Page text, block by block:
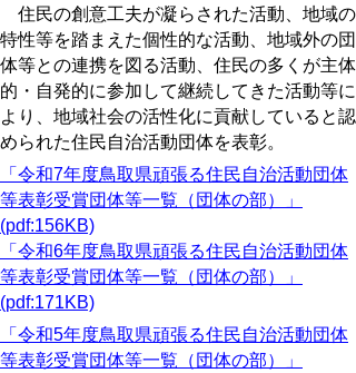
住民の創意工夫が凝らされた活動、地域の
特性等を踏まえた個性的な活動、地域外の団
体等との連携を図る活動、住民の多くが主体
的・自発的に参加して継続してきた活動等に
より、地域社会の活性化に貢献していると認
められた住民自治活動団体を表彰。
「令和7年度鳥取県頑張る住民自治活動団体
等表彰受賞団体等一覧（団体の部）」
(pdf:156KB)
「令和6年度鳥取県頑張る住民自治活動団体
等表彰受賞団体等一覧（団体の部）」
(pdf:171KB)
「令和5年度鳥取県頑張る住民自治活動団体
等表彰受賞団体等一覧（団体の部）」